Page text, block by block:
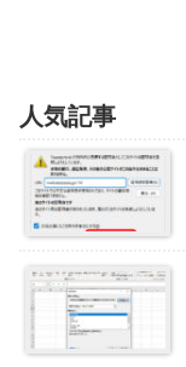
人気記事